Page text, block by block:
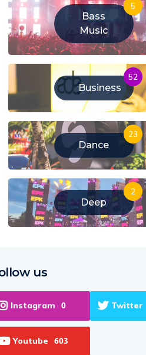
Bass
Music
5
Business
52
Dance
23
Deep
2
us
Instagram 0 Twitter
Youtube 603